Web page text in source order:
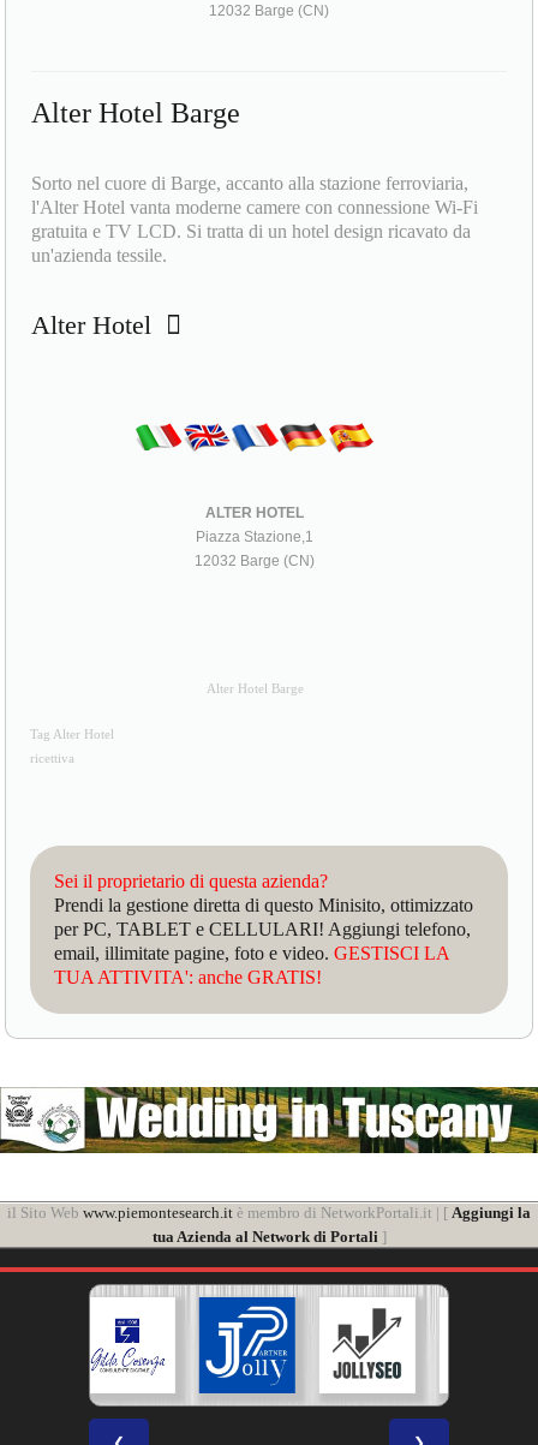
12032 Barge (CN)
Alter Hotel Barge
Sorto nel cuore di Barge, accanto alla stazione ferroviaria,
l'Alter Hotel vanta moderne camere con connessione Wi-Fi
gratuita e TV LCD. Si tratta di un hotel design ricavato da
un'azienda tessile.
Alter Hotel
ALTER HOTEL
Piazza Stazione,1
12032 Barge (CN)
Alter Hotel Barge
Tag Alter Hotel
ricettiva
Sei il proprietario di questa azienda?
Prendi la gestione diretta di questo Minisito, ottimizzato
per PC, TABLET e CELLULARI! Aggiungi telefono,
email, illimitate pagine, foto e video.GESTISCI LA
TUA ATTIVITA': anche GRATIS!
il Sito Web www.piemontesearch.it è membro di NetworkPortali.it | [ Aggiungi la
tua Azienda al Network di Portali]